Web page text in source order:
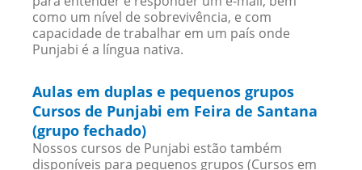
como um nível de sobrevivência, e com
capacidade de trabalhar em um país onde
Punjabi é a língua nativa.
Aulas em duplas e pequenos grupos
Cursos de Punjabi em Feira de Santana
(grupo fechado)
Nossos cursos de Punjabi estão também
disponíveis para pequenos grupos (Cursos em